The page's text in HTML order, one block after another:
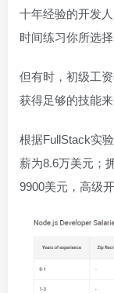
十年经验的开发
时间练习你所选
但有时，初级工
获得足够的技能
根据FullStack实
薪为8.6万美元；
9900美元，高级